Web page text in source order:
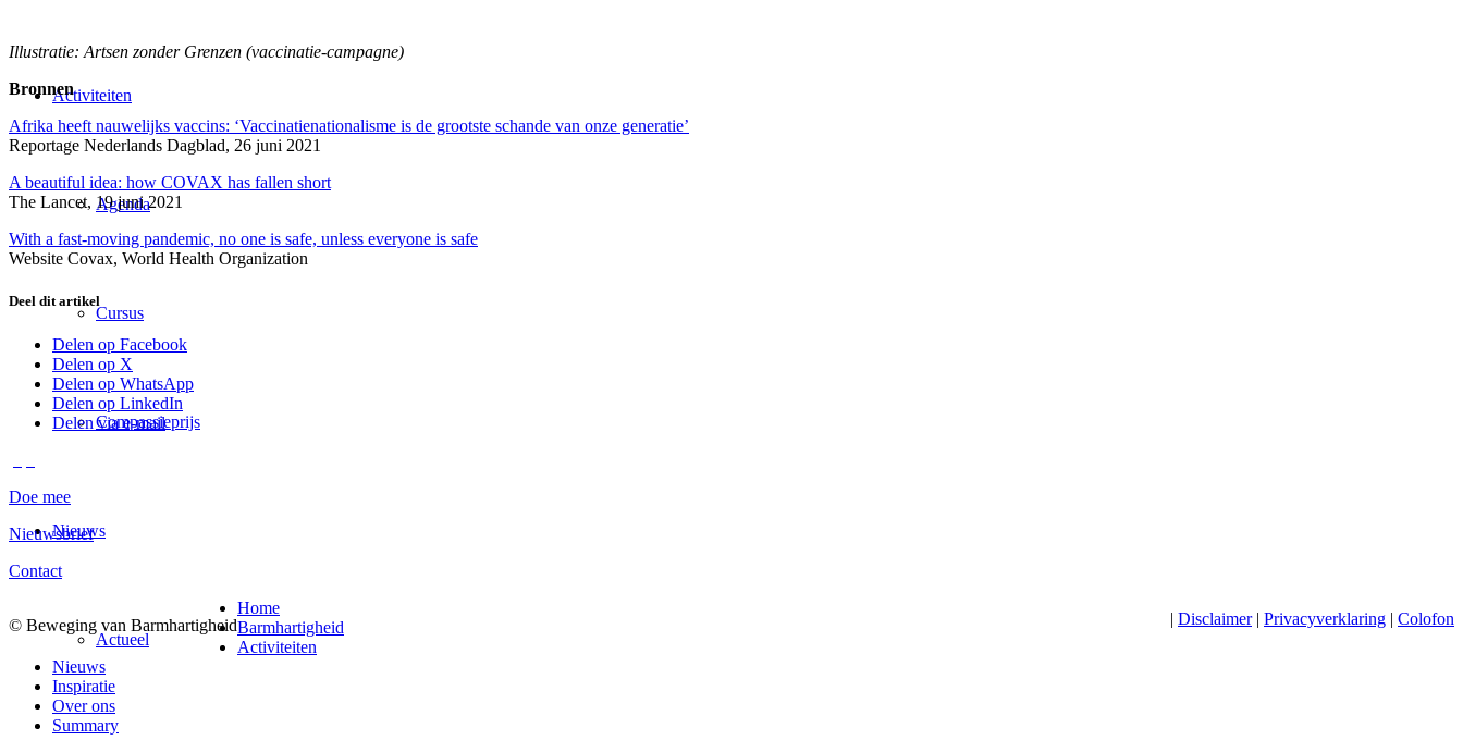
Activiteiten
Agenda
Cursus
Compassieprijs
Nieuws
Actueel
Illustratie: Artsen zonder Grenzen (vaccinatie-campagne)
Bronnen
Afrika heeft nauwelijks vaccins: ‘Vaccinatienationalisme is de grootste schande van onze generatie’
Reportage Nederlands Dagblad, 26 juni 2021
A beautiful idea: how COVAX has fallen short
The Lancet, 19 juni 2021
With a fast-moving pandemic, no one is safe, unless everyone is safe
Website Covax, World Health Organization
Deel dit artikel
Delen op Facebook
Delen op X
Delen op WhatsApp
Delen op LinkedIn
Delen via e-mail
Doe mee
Nieuwsbrief
Contact
© Beweging van Barmhartigheid | Disclaimer| Privacyverklaring | Colofon
Home
Barmhartigheid
Activiteiten
Nieuws
Inspiratie
Over ons
Summary